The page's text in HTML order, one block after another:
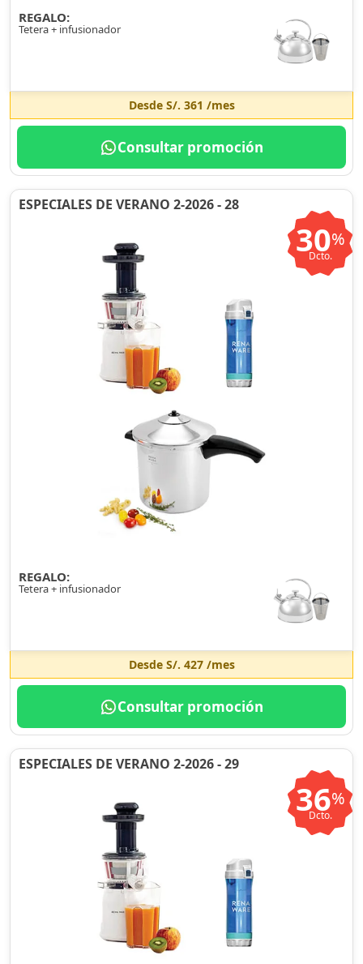
REGALO:
Tetera + infusionador
Desde S/. 361 /mes
Consultar promoción
ESPECIALES DE VERANO 2-2026 - 28
30%
Dcto.
REGALO:
Tetera + infusionador
Desde S/. 427/mes
Consultar promoción
ESPECIALES DE VERANO 2-2026 - 29
36%
Dcto.